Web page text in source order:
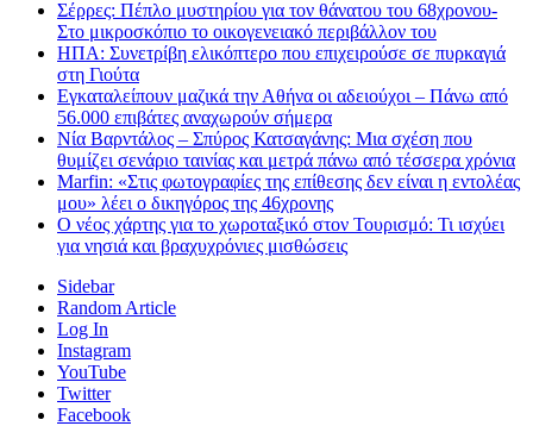
Σέρρες: Πέπλο μυστηρίου για τον θάνατου του 68χρονου-
Στο μικροσκόπιο το οικογενειακό περιβάλλον του
ΗΠΑ: Συνετρίβη ελικόπτερο που επιχειρούσε σε πυρκαγιά
στη Γιούτα
Εγκαταλείπουν μαζικά την Αθήνα οι αδειούχοι – Πάνω από
56.000 επιβάτες αναχωρούν σήμερα
Νία Βαρντάλος – Σπύρος Κατσαγάνης: Μια σχέση που
θυμίζει σενάριο ταινίας και μετρά πάνω από τέσσερα χρόνια
Marfin: «Στις φωτογραφίες της επίθεσης δεν είναι η εντολέας
μου» λέει ο δικηγόρος της 46χρονης
Ο νέος χάρτης για το χωροταξικό στον Τουρισμό: Τι ισχύει
για νησιά και βραχυχρόνιες μισθώσεις
Sidebar
Random Article
Log In
Instagram
YouTube
Twitter
Facebook